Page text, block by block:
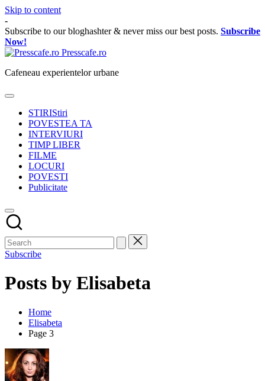
Skip to content
-
Subscribe to our bloghashter & never miss our best posts. Subscribe
Now!
Presscafe.ro
Cafeneau experientelor urbane
STIRIStiri
POVESTEA TA
INTERVIURI
TIMP LIBER
FILME
LOCURI
POVESTI
Publicitate
Subscribe
Posts by Elisabeta
Home
Elisabeta
Page 3